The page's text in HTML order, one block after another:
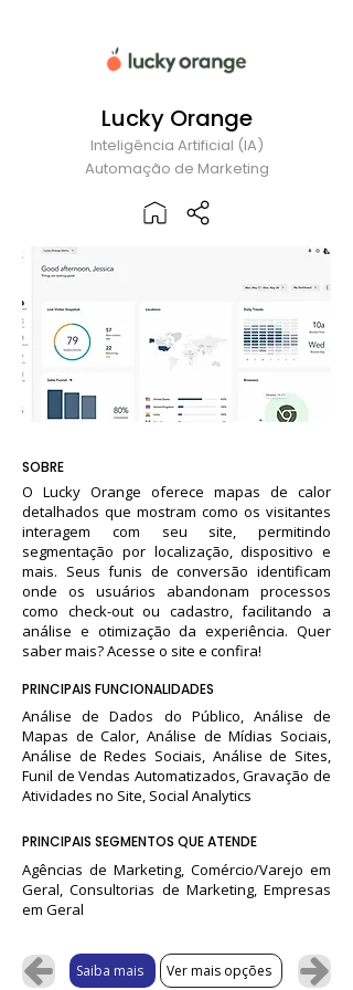
Lucky Orange
Inteligência Artificial (IA)
Automação de Marketing
SOBRE
O Lucky Orange oferece mapas de calor
detalhados que mostram como os visitantes
interagem com seu site, permitindo
segmentação por localização, dispositivo e
mais. Seus funis de conversão identificam
onde os usuários abandonam processos
como check-out ou cadastro, facilitando a
análise e otimização da experiência. Quer
saber mais? Acesse o site e confira!
PRINCIPAIS FUNCIONALIDADES
Análise de Dados do Público, Análise de
Mapas de Calor, Análise de Mídias Sociais,
Análise de Redes Sociais, Análise de Sites,
Funil de Vendas Automatizados, Gravação de
Atividades no Site, Social Analytics
PRINCIPAIS SEGMENTOS QUE ATENDE
Agências de Marketing, Comércio/Varejo em
Geral, Consultorias de Marketing, Empresas
em Geral
Saiba mais Ver mais opções